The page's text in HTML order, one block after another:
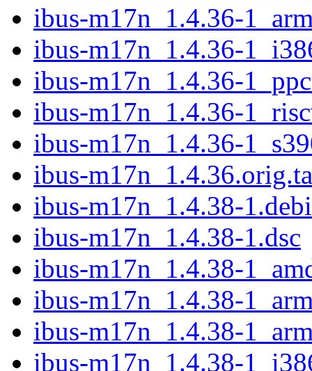
ibus-m17n_1.4.36-
ibus-m17n_1.4.36-
ibus-m17n_1.4.36-
ibus-m17n_1.4.36-
ibus-m17n_1.4.36-
ibus-
ibus-m17n_1.4.38-
ibus-m17n_1.4.38-1.dsc
ibus-m17n_1.4.38-
ibus-m17n_1.4.38-
ibus-m17n_1.4.38-
ibus-m17n_1.4.38-